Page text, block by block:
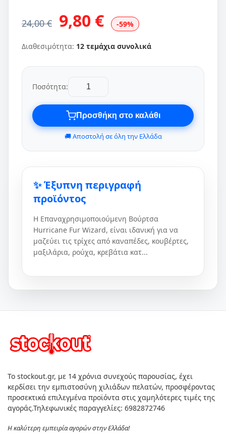
24,00 € 9,80 € -59%
Διαθεσιμότητα: 12 τεμάχια συνολικά
Ποσότητα:
Προσθήκη στο καλάθι
🚚 Αποστολή σε όλη την Ελλάδα
✨ Έξυπνη περιγραφή
προϊόντος
H Επαναχρησιμοποιούμενη Βούρτσα
Hurricane Fur Wizard, είναι ιδανική για να
μαζεύει τις τρίχες από καναπέδες, κουβέρτες,
μαξιλάρια, ρούχα, κρεβάτια κατ...
Το stockout.gr, με 14 χρόνια συνεχούς παρουσίας, έχει
κερδίσει την εμπιστοσύνη χιλιάδων πελατών, προσφέροντας
προσεκτικά επιλεγμένα προϊόντα στις χαμηλότερες τιμές της
αγοράς.Τηλεφωνικές παραγγελίες: 6982872746
Η καλύτερη εμπειρία αγορών στην Ελλάδα!